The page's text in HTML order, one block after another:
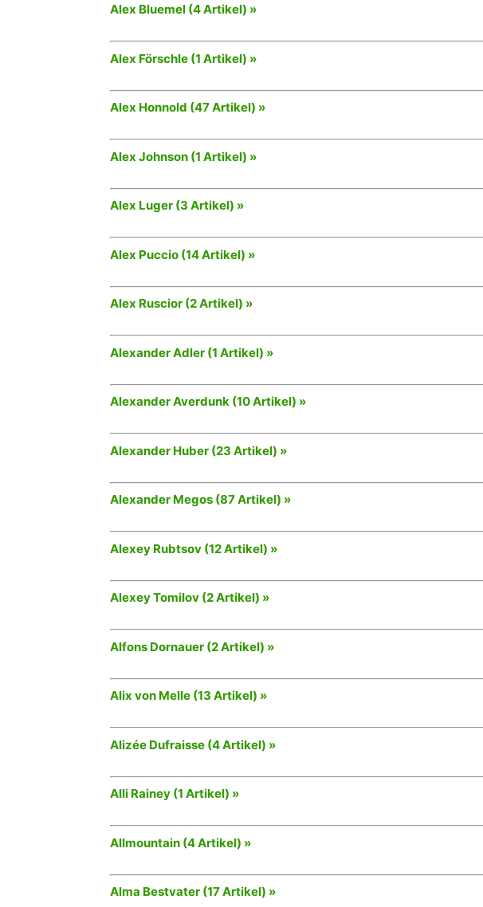
Alex Bluemel (4 Artikel) »
Alex Förschle (1 Artikel) »
Alex Honnold (47 Artikel) »
Alex Johnson (1 Artikel) »
Alex Luger (3 Artikel) »
Alex Puccio (14 Artikel) »
Alex Ruscior (2 Artikel) »
Alexander Adler (1 Artikel) »
Alexander Averdunk (10 Artikel) »
Alexander Huber (23 Artikel) »
Alexander Megos (87 Artikel) »
Alexey Rubtsov (12 Artikel) »
Alexey Tomilov (2 Artikel) »
Alfons Dornauer (2 Artikel) »
Alix von Melle (13 Artikel) »
Alizée Dufraisse (4 Artikel) »
Alli Rainey (1 Artikel) »
Allmountain (4 Artikel) »
Alma Bestvater (17 Artikel) »